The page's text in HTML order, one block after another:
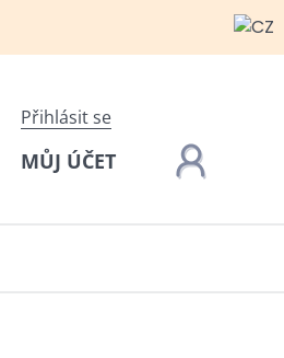
Přihlásit se
MŮJ ÚČET